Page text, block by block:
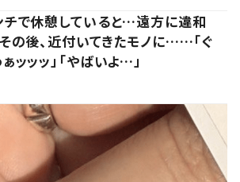
チで休憩していると…遠方に違和
の後、近付いてきたモノに……「ぐ
ッッッ」「やばいよ…」